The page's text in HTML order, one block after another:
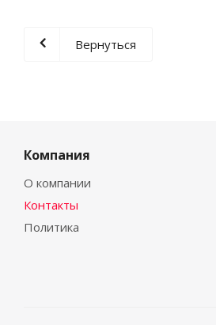
Вернуться
Компания
О компании
Контакты
Политика